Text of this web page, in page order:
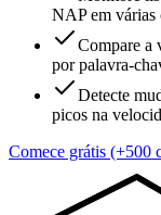
NAP em várias
Compare a
por palavra-
Detecte
picos na
Comece grátis (+500